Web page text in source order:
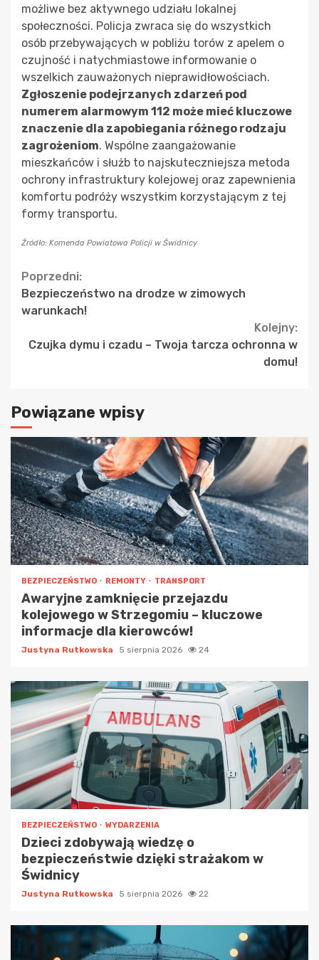
możliwe bez aktywnego udziału lokalnej
społeczności. Policja zwraca się do wszystkich
osób przebywających w pobliżu torów z apelem o
czujność i natychmiastowe informowanie o
wszelkich zauważonych nieprawidłowościach.
Zgłoszenie podejrzanych zdarzeń pod
numerem alarmowym 112 może mieć kluczowe
znaczenie dla zapobiegania różnego rodzaju
zagrożeniom. Wspólne zaangażowanie
mieszkańców i służb to najskuteczniejsza metoda
ochrony infrastruktury kolejowej oraz zapewnienia
komfortu podróży wszystkim korzystającym z tej
formy transportu.
Źródło: Komenda Powiatowa Policji w Świdnicy
Continue
Reading
Poprzedni:
Bezpieczeństwo na drodze w zimowych
warunkach!
Kolejny:
Czujka dymu i czadu – Twoja tarcza ochronna w
domu!
Powiązane wpisy
BEZPIECZEŃSTWO REMONTY TRANSPORT
Awaryjne zamknięcie przejazdu
kolejowego w Strzegomiu – kluczowe
informacje dla kierowców!
Justyna Rutkowska 5 sierpnia 2026 24
BEZPIECZEŃSTWO WYDARZENIA
Dzieci zdobywają wiedzę o
bezpieczeństwie dzięki strażakom w
Świdnicy
Justyna Rutkowska 5 sierpnia 2026 22